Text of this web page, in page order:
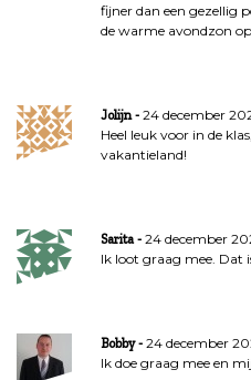
fijner dan een gezellig
de warme avondzon
Jolijn
24 december
Heel leuk voor in de
vakantieland!
Sarita
24 december
Ik loot graag mee. Dat
Bobby
24 december
Ik doe graag mee en